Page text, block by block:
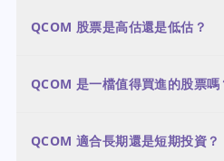
師平均 196.27 美元一致。看多情境目
機率），如果執行失敗。最可能的情
標價，假設人工智慧舉措取得進展但不
QCOM 股票是高估還是低估？
倍，折價 22%。然而，追蹤本益比
也低於行業常態。總體而言，如果人
果未能實現，則可能被視為高估。
QCOM 是一檔值得買進的股票嗎
間，但近期營收下滑和高波動性（
QCOM 適合長期還是短期投資？